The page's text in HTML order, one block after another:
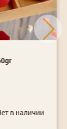
в наличии